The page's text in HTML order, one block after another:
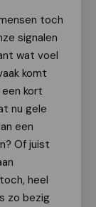
toch
signalen
wat voel
komt
kort
nu gele
een
Of juist
heel
zo bezig